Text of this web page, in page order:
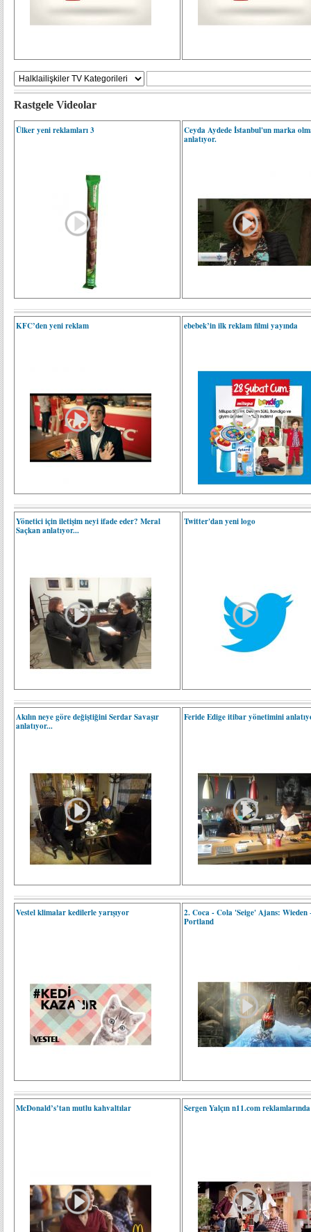
Rastgele Videolar
Ülker yeni reklamları 3
Ceyda Aydede İstanbul'un marka
anlatıyor.
KFC’den yeni reklam ebebek’in ilk reklam filmi yayında
Yönetici için iletişim neyi ifade eder? Meral
Saçkan anlatıyor...
Twitter'dan yeni logo
Akılın neye göre değiştiğini Serdar Savaşır
anlatıyor...
Feride Edige itibar yönetimini
Vestel klimalar kedilerle yarışıyor
2. Coca - Cola 'Seige' Ajans: Wieden
Portland
McDonald’s’tan mutlu kahvaltılar Sergen Yalçın n11.com reklamlarında